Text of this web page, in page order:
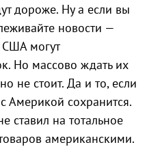
дороже. Ну а если вы
новости —
могут
Но массово ждать их
не стоит. Да и то, если
Америкой сохранится.
ставил на тотальное
американскими.